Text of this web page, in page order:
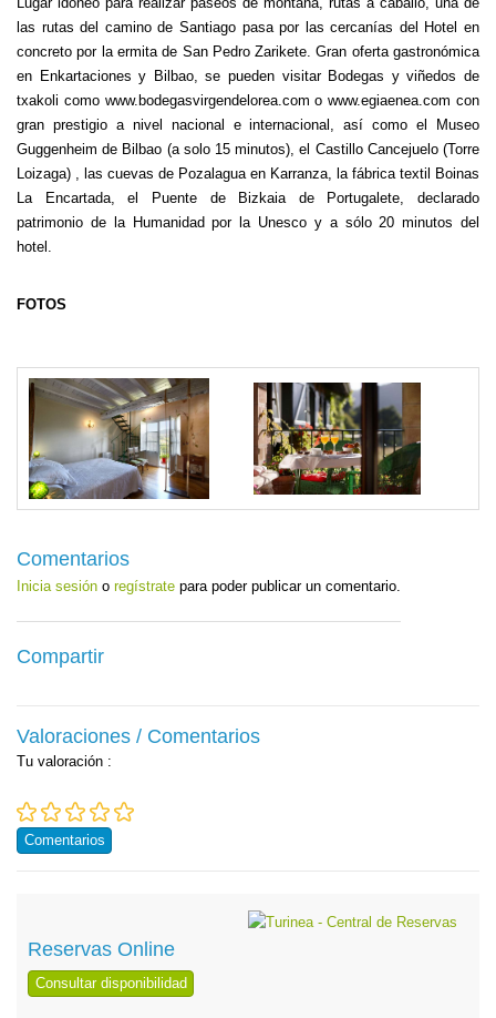
las rutas del camino de Santiago pasa por las cercanías del Hotel en
concreto por la ermita de San Pedro Zarikete. Gran oferta gastronómica
en Enkartaciones y Bilbao, se pueden visitar Bodegas y viñedos de
txakoli como www.bodegasvirgendelorea.com o www.egiaenea.com con
gran prestigio a nivel nacional e internacional, así como el Museo
Guggenheim de Bilbao (a solo 15 minutos), el Castillo Cancejuelo (Torre
Loizaga) , las cuevas de Pozalagua en Karranza, la fábrica textil Boinas
La Encartada, el Puente de Bizkaia de Portugalete, declarado
patrimonio de la Humanidad por la Unesco y a sólo 20 minutos del
hotel.
FOTOS
Comentarios
Inicia sesión o regístrate para poder publicar un comentario.
Compartir
Valoraciones / Comentarios
Tu valoración :
Comentarios
Reservas Online
Consultar disponibilidad